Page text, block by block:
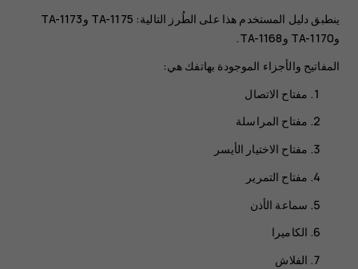
ينطبق دليل المستخدم هذا على الطُرز التالية: TA-1175 وTA-1173
وTA-1170 وTA-1168.
المفاتيح والأجزاء الموجودة بهاتفك هي:
مفتاح الاتصال
مفتاح المراسلة
مفتاح الاختيار الأيسر
مفتاح التمرير
سماعة الأذن
الكاميرا
الفلاش